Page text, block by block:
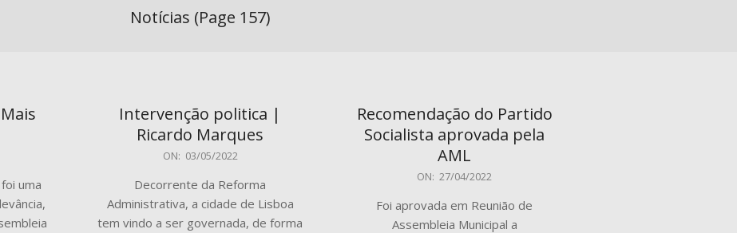
Menu
Notícias (Page 157)
uma
Intervenção politica |
Ricardo Marques
ON: 03/05/2022
Decorrente da Reforma
Administrativa, a cidade de Lisboa
tem vindo a ser governada, de forma
Recomendação do Partido
Socialista aprovada pela
AML
ON: 27/04/2022
Foi aprovada em Reunião de
Assembleia Municipal a